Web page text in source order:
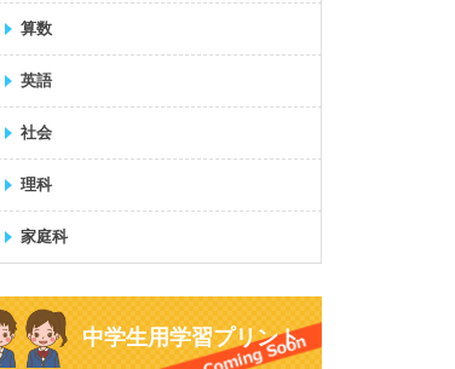
算数
英語
社会
理科
家庭科
中学生用学習プリント